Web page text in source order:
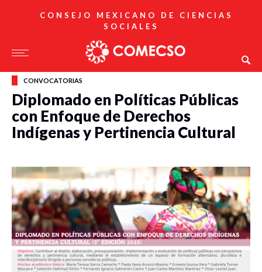
CONSEJO MEXICANO DE CIENCIAS
SOCIALES
CONVOCATORIAS
Diplomado en Políticas Públicas
con Enfoque de Derechos
Indígenas y Pertinencia Cultural